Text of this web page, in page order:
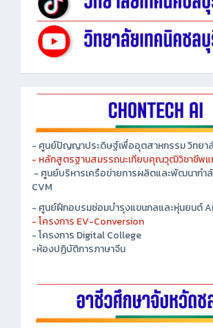
- ศูนย์ปัญญาประดิษฐ์เพื่ออุตสาหกรรม วิทยา
- หลักสูตรฐานสมรรถนะเทียบคุณวุฒิวิชาชีพแ
- ศูนย์บริหารเครือข่ายการผลิตและพัฒนากำ
CVM
- ศูนย์ฝึกอบรมซ่อมบำรุงแขนกลและหุ่นยนต์
- โครงการ EV-Conversion
- โครงการ Digital College
-ห้องปฏิบัติการภาษาจีน